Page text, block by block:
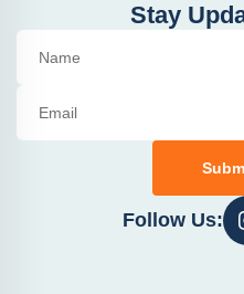
Stay
Follow Us: